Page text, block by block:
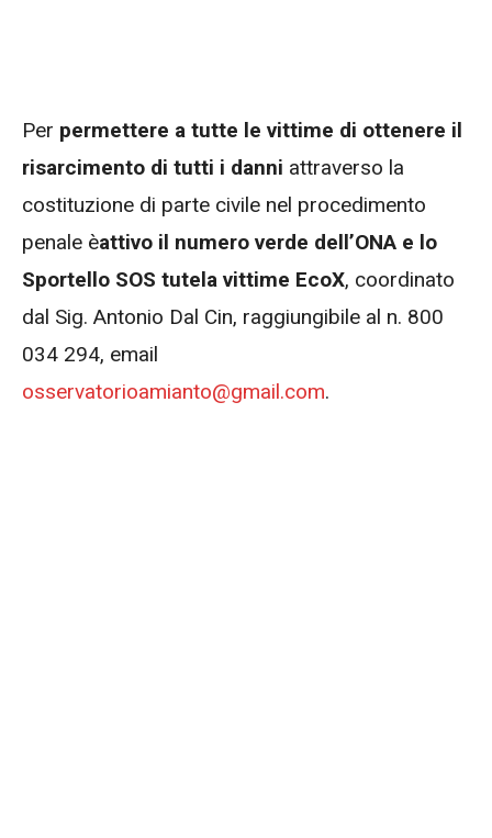
Per permettere a tutte le vittime di ottenere il
risarcimento di tutti i danni attraverso la
costituzione di parte civile nel procedimento
penale èattivo il numero verde dell’ONA e lo
Sportello SOS tutela vittime EcoX, coordinato
dal Sig. Antonio Dal Cin, raggiungibile al n. 800
034 294, email
osservatorioamianto@gmail.com.